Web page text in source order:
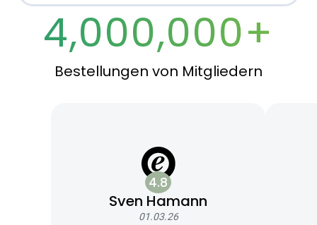
4,000,000+
Bestellungen von Mitgliedern
4.8
Sven Hamann
01.03.26